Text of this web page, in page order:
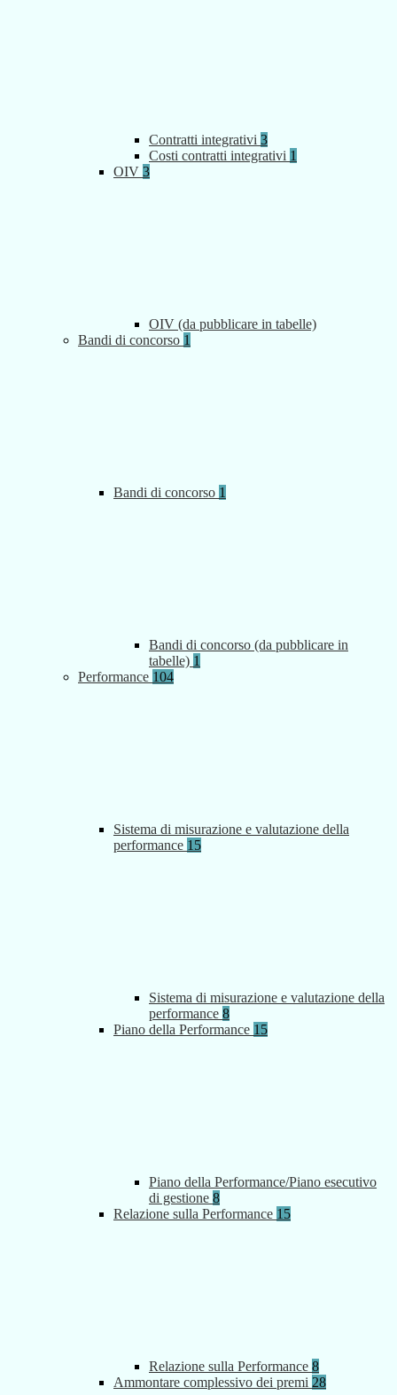
Contratti integrativi 3
Costi contratti integrativi 1
OIV 3
OIV (da pubblicare in tabelle)
Bandi di concorso 1
Bandi di concorso 1
Bandi di concorso (da pubblicare in
tabelle) 1
Performance 104
Sistema di misurazione e valutazione della
performance 15
Sistema di misurazione e valutazione della
performance 8
Piano della Performance 15
Piano della Performance/Piano esecutivo
di gestione 8
Relazione sulla Performance 15
Relazione sulla Performance 8
Ammontare complessivo dei premi 28